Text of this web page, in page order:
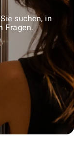
suchen, in
Fragen.